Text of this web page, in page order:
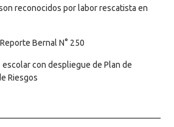
reconocidos por labor rescatista en
Bernal N° 250
con despliegue de Plan de
Riesgos